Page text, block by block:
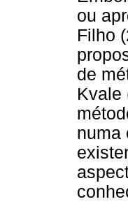
ou
Filho
de
Kvale
numa